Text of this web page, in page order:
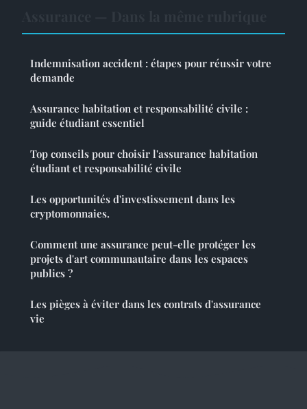
Indemnisation accident : étapes pour réussir votre
demande
Assurance habitation et responsabilité civile :
guide étudiant essentiel
Top conseils pour choisir l'assurance habitation
étudiant et responsabilité civile
Les opportunités d'investissement dans les
cryptomonnaies.
Comment une assurance peut-elle protéger les
projets d'art communautaire dans les espaces
publics ?
Les pièges à éviter dans les contrats d'assurance
vie